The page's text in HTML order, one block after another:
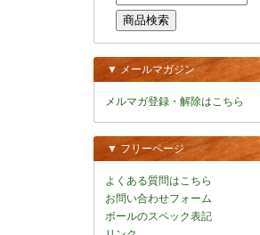
▼ メールマガジン
メルマガ登録・解除はこちら
▼ フリーページ
よくある質問はこちら
お問い合わせフォーム
ボールのスペック表記